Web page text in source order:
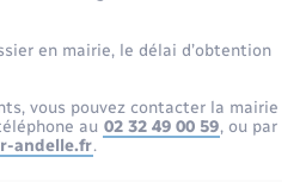
d’occupation de l’espace
en mairie, le délai d’obtention
vous pouvez contacter la mairie
au 02 32 49 00 59, ou par
andelle.fr.